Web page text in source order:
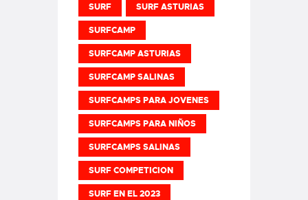
SURF SURF ASTURIAS
SURFCAMP
SURFCAMP ASTURIAS
SURFCAMP SALINAS
SURFCAMPS PARA JOVENES
SURFCAMPS PARA NIÑOS
SURFCAMPS SALINAS
SURF COMPETICION
SURF EN EL 2023